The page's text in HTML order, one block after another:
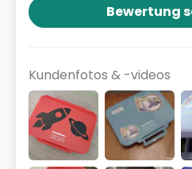
Bewertung
Kundenfotos & -videos